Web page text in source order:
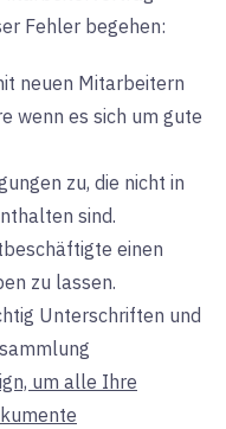
Fehler begehen:
neuen Mitarbeitern
wenn es sich um gute
zu, die nicht in
sind.
einen
zu lassen.
Unterschriften und
um alle Ihre